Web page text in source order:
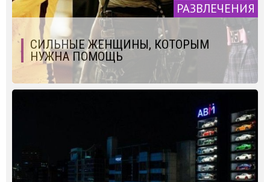
РАЗВЛЕЧЕНИЯ
СИЛЬНЫЕ ЖЕНЩИНЫ, КОТОРЫМ
НУЖНА ПОМОЩЬ